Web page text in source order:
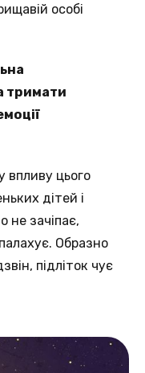
особі
тримати
впливу цього
дітей і
не зачіпає,
Образно
підліток чує